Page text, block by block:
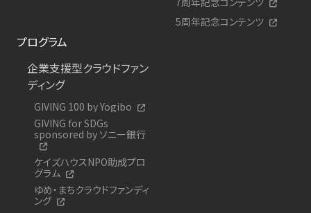
5周年記念コンテンツ
プログラム
企業支援型クラウドファン
ディング
GIVING 100 by Yogibo
GIVING for SDGs
sponsored by ソニー銀行
ケイズハウスNPO助成プロ
グラム
ゆめ・まちクラウドファンディ
ング